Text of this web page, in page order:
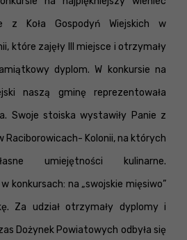
z Koła Gospodyń Wiejskich w
które zajęły III miejsce i otrzymały
dyplom.W konkursie na
naszą gminę reprezentowała
Swoje stoiska wystawiły Panie z
w Raciborowicach- Kolonii, na których
umiejętności kulinarne.
konkursach: na „swojskie mięsiwo”
Za udział otrzymały dyplomy i
Dożynek Powiatowych odbyła się